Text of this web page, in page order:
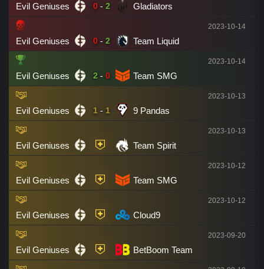
Evil Geniuses 0 - 2 Gladiators
Evil Geniuses 0 - 2 Team Liquid
2023-10-14
Evil Geniuses 2 - 0 Team SMG
2023-10-14
Evil Geniuses 1 - 1 9 Pandas
2023-10-13
Evil Geniuses Team Spirit
2023-10-13
Evil Geniuses Team SMG
2023-10-12
Evil Geniuses Cloud9
2023-10-12
Evil Geniuses BetBoom Team
2023-09-20